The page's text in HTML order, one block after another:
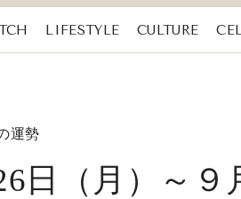
LIFESTYLE CULTURE
運勢
日（月）～